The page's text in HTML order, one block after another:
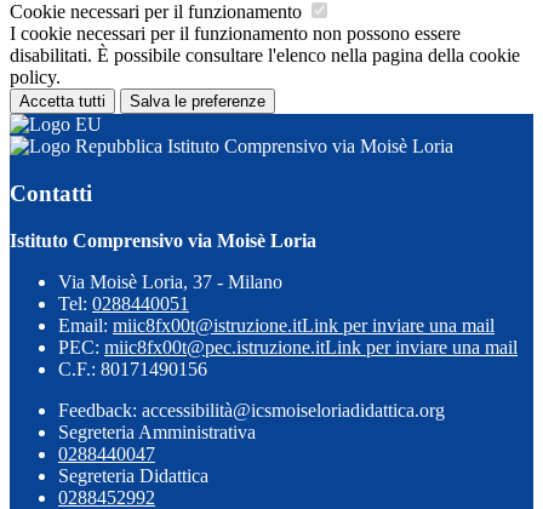
Cookie necessari per il funzionamento
I cookie necessari per il funzionamento non possono essere
disabilitati. È possibile consultare l'elenco nella pagina della cookie
policy.
Accetta tutti Salva le preferenze
Istituto Comprensivo via Moisè Loria
Contatti
Istituto Comprensivo via Moisè Loria
Via Moisè Loria, 37 - Milano
Tel: 0288440051
Email: miic8fx00t@istruzione.itLink per inviare una mail
PEC: miic8fx00t@pec.istruzione.itLink per inviare una mail
C.F.: 80171490156
Feedback: accessibilità@icsmoiseloriadidattica.org
Segreteria Amministrativa
0288440047
Segreteria Didattica
0288452992